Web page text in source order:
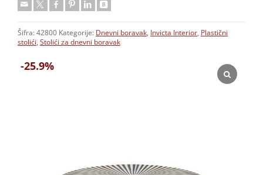
-25.9%
Šifra: 42800 Kategorije: Dnevni boravak, Invicta Interior, Plastični
stolići, Stolići za dnevni boravak